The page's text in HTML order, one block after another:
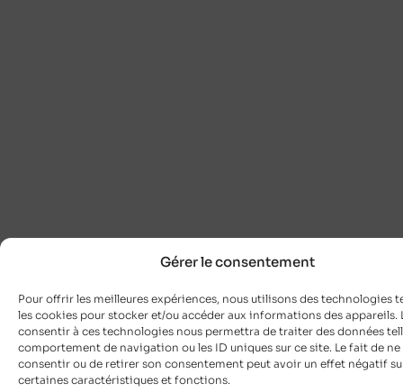
Gérer le consentement
Pour offrir les meilleures expériences, nous utilisons des technologies
les cookies pour stocker et/ou accéder aux informations des appareils.
consentir à ces technologies nous permettra de traiter des données
comportement de navigation ou les ID uniques sur ce site. Le fait de ne
consentir ou de retirer son consentement peut avoir un effet négatif
certaines caractéristiques et fonctions.